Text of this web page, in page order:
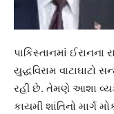
પાકિસ્તાનમાં
યુદ્ધવિરામ વાટાઘાટો
રહી છે. તેમણે આશા
કાયમી શાંતિનો